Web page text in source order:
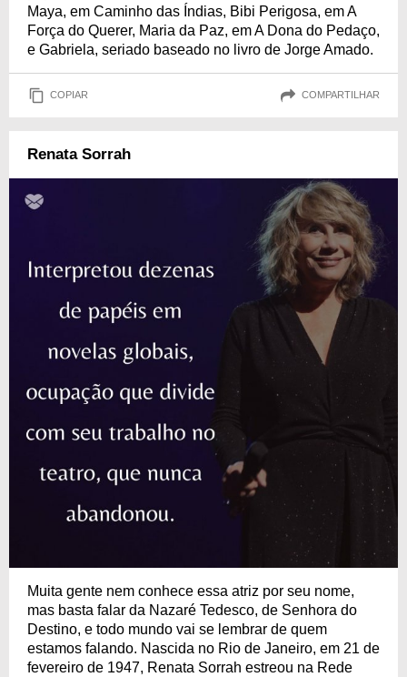
Maya, em Caminho das Índias, Bibi Perigosa, em A
Força do Querer, Maria da Paz, em A Dona do Pedaço,
e Gabriela, seriado baseado no livro de Jorge Amado.
COPIAR COMPARTILHAR
Renata Sorrah
Muita gente nem conhece essa atriz por seu nome,
mas basta falar da Nazaré Tedesco, de Senhora do
Destino, e todo mundo vai se lembrar de quem
estamos falando. Nascida no Rio de Janeiro, em 21 de
fevereiro de 1947, Renata Sorrah estreou na Rede